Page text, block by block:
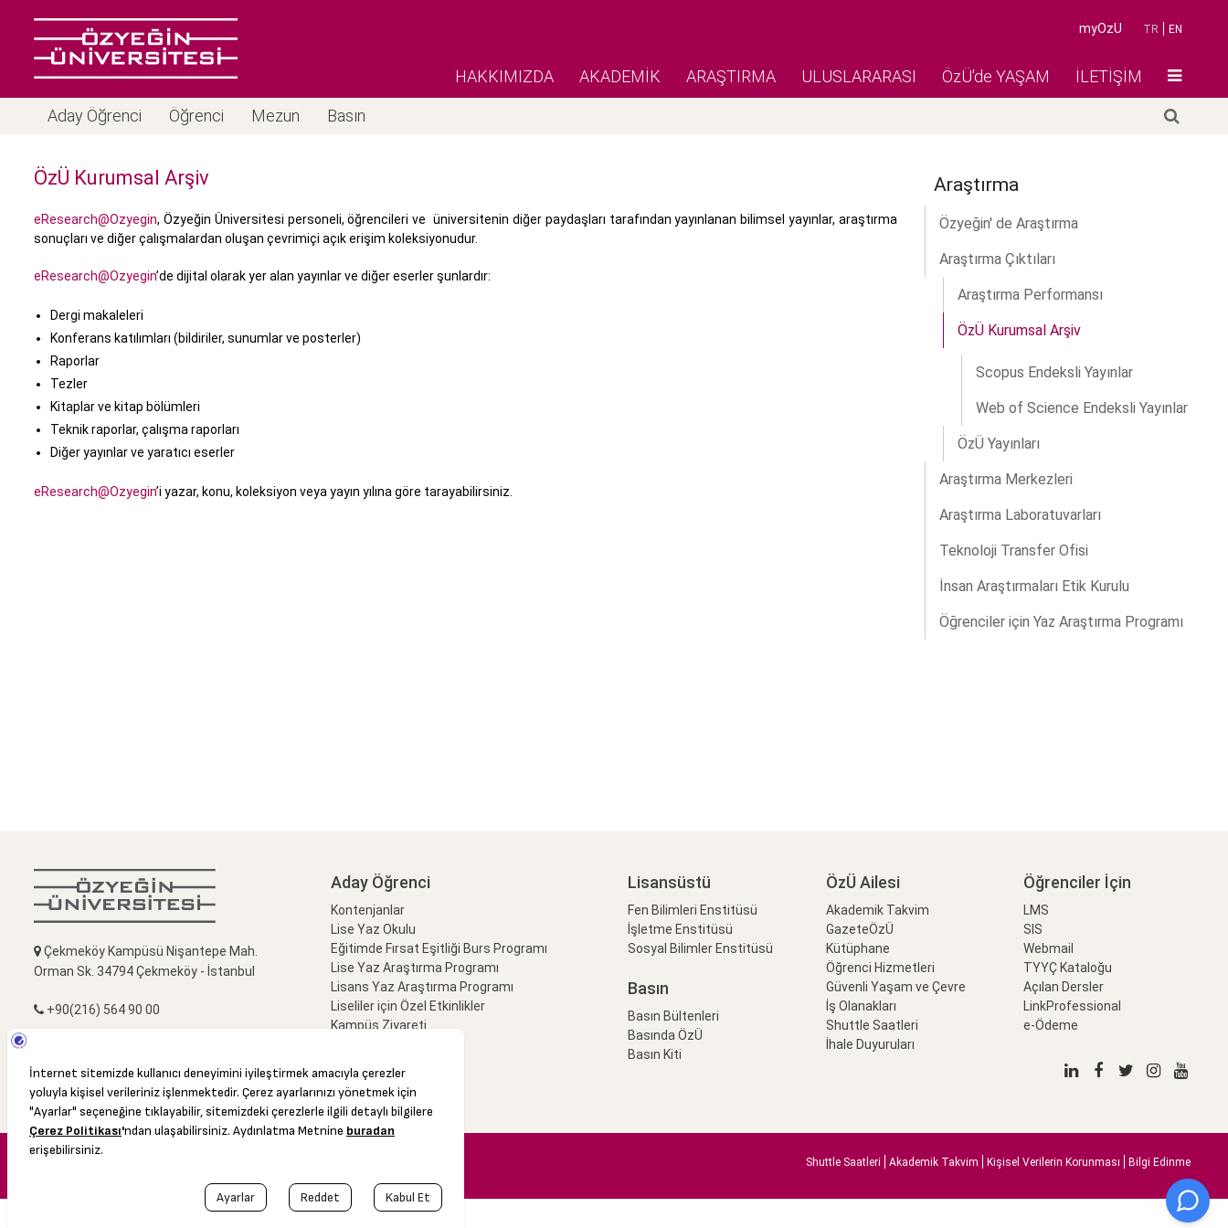
TR EN
myOzU
HAKKIMIZDA AKADEMİK ARAŞTIRMA ULUSLARARASI ÖzÜ'de YAŞAM İLETİŞİM
Aday Öğrenci Öğrenci Mezun Basın
ÖzÜ Kurumsal Arşiv
eResearch@Ozyegin, Özyeğin Üniversitesi personeli, öğrencileri ve üniversitenin diğer paydaşları tarafından yayınlanan bilimsel yayınlar, araştırma
sonuçları ve diğer çalışmalardan oluşan çevrimiçi açık erişim koleksiyonudur.
eResearch@Ozyegin’de dijital olarak yer alan yayınlar ve diğer eserler şunlardır:
Dergi makaleleri
Konferans katılımları (bildiriler, sunumlar ve posterler)
Raporlar
Tezler
Kitaplar ve kitap bölümleri
Teknik raporlar, çalışma raporları
Diğer yayınlar ve yaratıcı eserler
eResearch@Ozyegin’i yazar, konu, koleksiyon veya yayın yılına göre tarayabilirsiniz.
Araştırma
Özyeğin' de Araştırma
Araştırma Çıktıları
Araştırma Performansı
ÖzÜ Kurumsal Arşiv
Scopus Endeksli Yayınlar
Web of Science Endeksli Yayınlar
ÖzÜ Yayınları
Araştırma Merkezleri
Araştırma Laboratuvarları
Teknoloji Transfer Ofisi
İnsan Araştırmaları Etik Kurulu
Öğrenciler için Yaz Araştırma Programı
Çekmeköy Kampüsü Nişantepe Mah.
Orman Sk. 34794 Çekmeköy - İstanbul
+90(216) 564 90 00
info@ozyegin.edu.tr
Aday Öğrenci
Kontenjanlar
Lise Yaz Okulu
Eğitimde Fırsat Eşitliği Burs Programı
Lise Yaz Araştırma Programı
Lisans Yaz Araştırma Programı
Liseliler için Özel Etkinlikler
Kampüs Ziyareti
Lisansüstü
Fen Bilimleri Enstitüsü
İşletme Enstitüsü
Sosyal Bilimler Enstitüsü
Basın
Basın Bültenleri
Basında ÖzÜ
Basın Kiti
ÖzÜ Ailesi
Akademik Takvim
GazeteÖzÜ
Kütüphane
Öğrenci Hizmetleri
Güvenli Yaşam ve Çevre
İş Olanakları
Shuttle Saatleri
İhale Duyuruları
Öğrenciler İçin
LMS
SIS
Webmail
TYYÇ Kataloğu
Açılan Dersler
LinkProfessional
e-Ödeme
© 2016 Özyeğin Üniversitesi Shuttle Saatleri Akademik Takvim Kişisel Verilerin Korunması Bilgi Edinme